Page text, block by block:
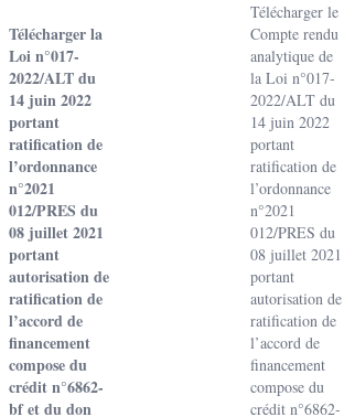
Télécharger la
Loi n°017-
2022/ALT du
14 juin 2022
portant
ratification de
l’ordonnance
n°2021
012/PRES du
08 juillet 2021
portant
autorisation de
ratification de
l’accord de
financement
compose du
crédit n°6862-
bf et du don
Télécharger le
Compte rendu
analytique de
la Loi n°017-
2022/ALT du
14 juin 2022
portant
ratification de
l’ordonnance
n°2021
012/PRES du
08 juillet 2021
portant
autorisation de
ratification de
l’accord de
financement
compose du
crédit n°6862-